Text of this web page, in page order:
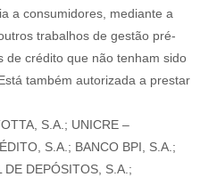
a consumidores, mediante a
trabalhos de gestão pré-
de crédito que não tenham sido
também autorizada a prestar
S.A.; UNICRE –
S.A.; BANCO BPI, S.A.;
DE DEPÓSITOS, S.A.;